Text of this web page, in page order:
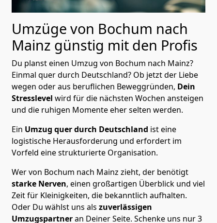
Umzüge von Bochum nach
Mainz günstig mit den Profis
Du planst einen Umzug von Bochum nach Mainz?
Einmal quer durch Deutschland? Ob jetzt der Liebe
wegen oder aus beruflichen Beweggründen, Dein
Stresslevel wird für die nächsten Wochen ansteigen
und die ruhigen Momente eher selten werden.
Ein Umzug quer durch Deutschland ist eine
logistische Herausforderung und erfordert im
Vorfeld eine strukturierte Organisation.
Wer von Bochum nach Mainz zieht, der benötigt
starke Nerven, einen großartigen Überblick und viel
Zeit für Kleinigkeiten, die bekanntlich aufhalten.
Oder Du wählst uns als zuverlässigen
Umzugspartneran Deiner Seite. Schenke uns nur3